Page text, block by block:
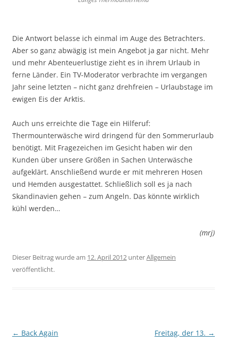
Die Antwort belasse ich einmal im Auge des Betrachters.
Aber so ganz abwägig ist mein Angebot ja gar nicht. Mehr
und mehr Abenteuerlustige zieht es in ihrem Urlaub in
ferne Länder. Ein TV-Moderator verbrachte im vergangen
Jahr seine letzten – nicht ganz drehfreien – Urlaubstage im
ewigen Eis der Arktis.
Auch uns erreichte die Tage ein Hilferuf:
Thermounterwäsche wird dringend für den Sommerurlaub
benötigt. Mit Fragezeichen im Gesicht haben wir den
Kunden über unsere Größen in Sachen Unterwäsche
aufgeklärt. Anschließend wurde er mit mehreren Hosen
und Hemden ausgestattet. Schließlich soll es ja nach
Skandinavien gehen – zum Angeln. Das könnte wirklich
kühl werden…
(mrj)
Dieser Beitrag wurde am 12. April 2012 unterAllgemein
veröffentlicht.
Beitragsnavigation
← Back Again Freitag, der 13. →